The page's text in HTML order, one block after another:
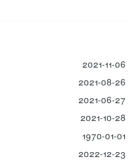
2021-11-06
2021-08-26
2021-06-27
2021-10-28
1970-01-01
2022-12-23